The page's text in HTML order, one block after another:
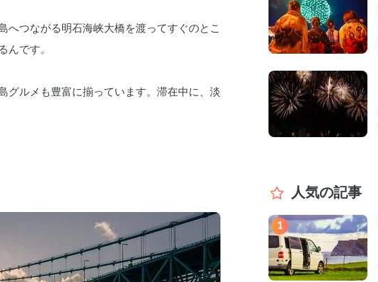
へつながる明石海峡大橋を渡ってすぐのとこ
んです。
グルメも豊富に揃っています。滞在中に、淡
人気の記事
1